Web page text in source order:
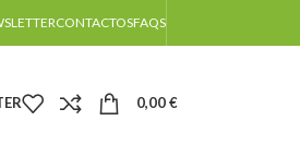
CONTACTOSFAQS
0,00€